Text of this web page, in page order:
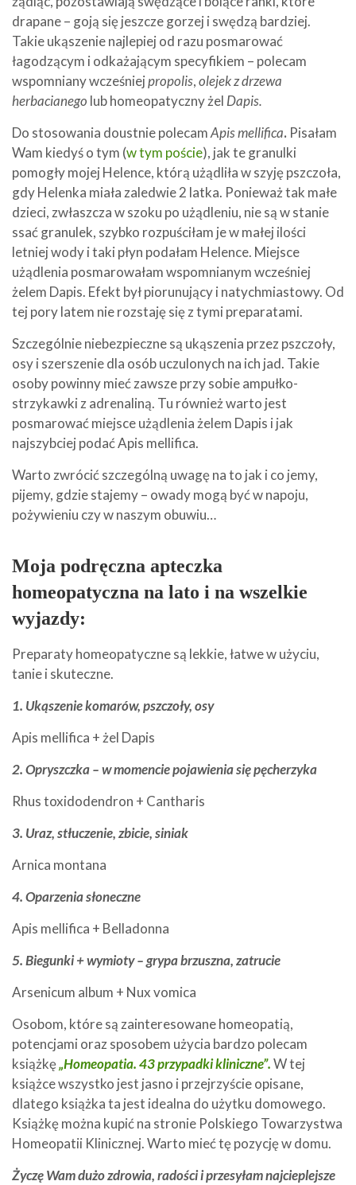
drapane – goją się jeszcze gorzej i swędzą bardziej.
Takie ukąszenie najlepiej od razu posmarować
łagodzącym i odkażającym specyfikiem – polecam
wspomniany wcześniejpropolis,olejek z drzewa
herbacianego lub homeopatyczny żel Dapis.
Do stosowania doustnie polecamApis mellifica. Pisałam
Wam kiedyś o tym (w tym poście), jak te granulki
pomogły mojej Helence, którą użądliła w szyję pszczoła,
gdy Helenka miała zaledwie 2 latka. Ponieważ tak małe
dzieci, zwłaszcza w szoku po użądleniu, nie są w stanie
ssać granulek, szybko rozpuściłam je w małej ilości
letniej wody i taki płyn podałam Helence. Miejsce
użądlenia posmarowałam wspomnianym wcześniej
żelem Dapis. Efekt był piorunujący i natychmiastowy. Od
tej pory latem nie rozstaję się z tymi preparatami.
Szczególnie niebezpieczne są ukąszenia przez pszczoły,
osy i szerszenie dla osób uczulonych na ich jad. Takie
osoby powinny mieć zawsze przy sobie ampułko-
strzykawki z adrenaliną. Tu również warto jest
posmarować miejsce użądlenia żelem Dapis i jak
najszybciej podać Apis mellifica.
Warto zwrócić szczególną uwagę na to jak i co jemy,
pijemy, gdzie stajemy – owady mogą być w napoju,
pożywieniu czy w naszym obuwiu…
Moja podręczna apteczka
homeopatyczna na lato i na wszelkie
wyjazdy:
Preparaty homeopatyczne są lekkie, łatwe w użyciu,
tanie i skuteczne.
1. Ukąszenie komarów, pszczoły, osy
Apis mellifica + żel Dapis
2. Opryszczka – w momencie pojawienia się pęcherzyka
Rhus toxidodendron + Cantharis
3. Uraz, stłuczenie, zbicie, siniak
Arnica montana
4. Oparzenia słoneczne
Apis mellifica + Belladonna
5. Biegunki + wymioty – grypa brzuszna, zatrucie
Arsenicum album + Nux vomica
Osobom, które są zainteresowane homeopatią,
potencjami oraz sposobem użycia bardzo polecam
książkę„Homeopatia. 43 przypadki kliniczne”.W tej
książce wszystko jest jasno i przejrzyście opisane,
dlatego książka ta jest idealna do użytku domowego.
Książkę można kupić na stronie Polskiego Towarzystwa
Homeopatii Klinicznej. Warto mieć tę pozycję w domu.
Życzę Wam dużo zdrowia, radości i przesyłam najcieplejsze